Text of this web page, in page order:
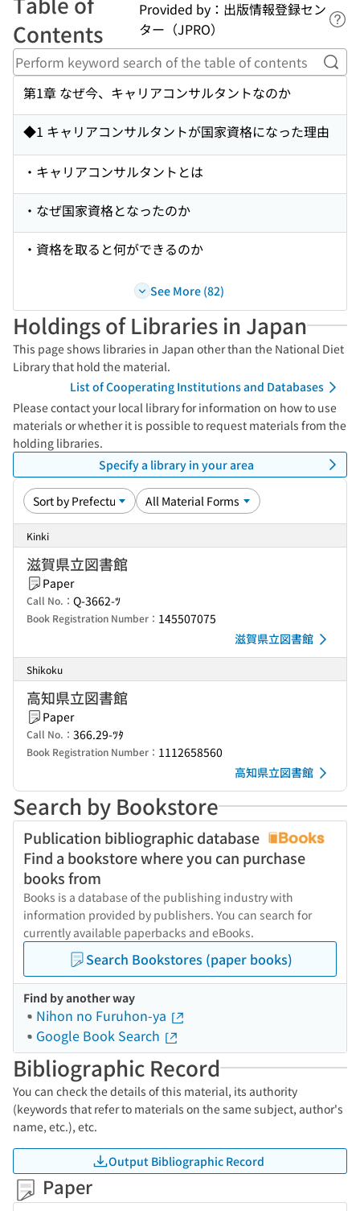
Contents
Provided by：出版情報登録セン
ター（JPRO）
第1章 なぜ今、キャリアコンサルタントなのか
◆1 キャリアコンサルタントが国家資格になった理由
・キャリアコンサルタントとは
・なぜ国家資格となったのか
・資格を取ると何ができるのか
See More (82)
Holdings of Libraries in Japan
This page shows libraries in Japan other than the National Diet
Library that hold the material.
List of Cooperating Institutions and Databases
Please contact your local library for information on how to use
materials or whether it is possible to request materials from the
holding libraries.
Specify a library in your area
Kinki
滋賀県立図書館
Paper
Call No.： Q-3662-ﾂ
Book Registration Number： 145507075
滋賀県立図書館
Shikoku
高知県立図書館
Paper
Call No.： 366.29-ﾂﾀ
Book Registration Number： 1112658560
高知県立図書館
Search by Bookstore
Publication bibliographic database
Find a bookstore where you can purchase
books from
Books is a database of the publishing industry with
information provided by publishers. You can search for
currently available paperbacks and eBooks.
Search Bookstores (paper books)
Find by another way
Nihon no Furuhon-ya
Google Book Search
Bibliographic Record
You can check the details of this material, its authority
(keywords that refer to materials on the same subject, author's
name, etc.), etc.
Output Bibliographic Record
Paper